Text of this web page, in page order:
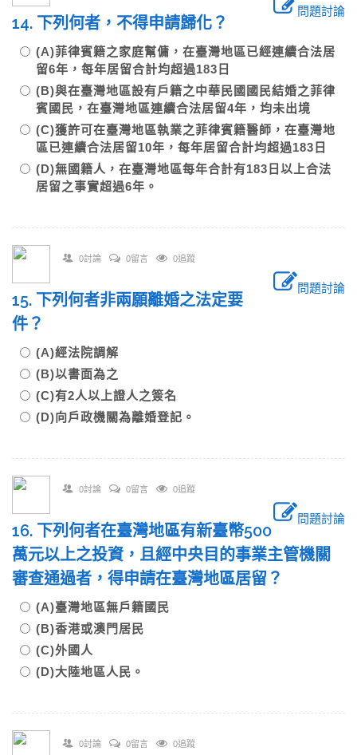
問題討論
14. 下列何者，不得申請歸化？
(A)菲律賓籍之家庭幫傭，在臺灣地區已經連續合法居
留6年，每年居留合計均超過183日
(B)與在臺灣地區設有戶籍之中華民國國民結婚之菲律
賓國民，在臺灣地區連續合法居留4年，均未出境
(C)獲許可在臺灣地區執業之菲律賓籍醫師，在臺灣地
區已連續合法居留10年，每年居留合計均超過183日
(D)無國籍人，在臺灣地區每年合計有183日以上合法
居留之事實超過6年。
0討論 0留言 0追蹤
問題討論
15. 下列何者非兩願離婚之法定要
件？
(A)經法院調解
(B)以書面為之
(C)有2人以上證人之簽名
(D)向戶政機關為離婚登記。
0討論 0留言 0追蹤
問題討論
16. 下列何者在臺灣地區有新臺幣500
萬元以上之投資，且經中央目的事業主管機關
審查通過者，得申請在臺灣地區居留？
(A)臺灣地區無戶籍國民
(B)香港或澳門居民
(C)外國人
(D)大陸地區人民。
0討論 0留言 0追蹤